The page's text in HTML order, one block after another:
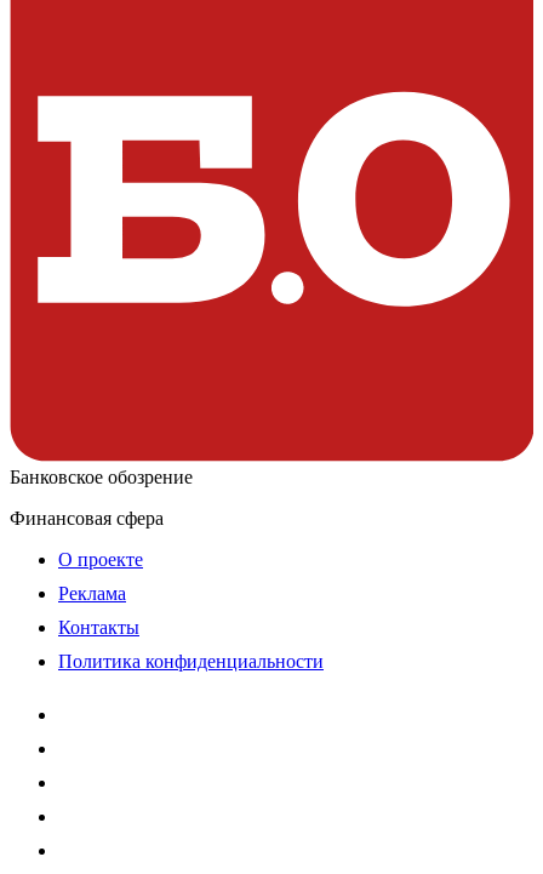
Банковское обозрение
Финансовая сфера
О проекте
Реклама
Контакты
Политика конфиденциальности